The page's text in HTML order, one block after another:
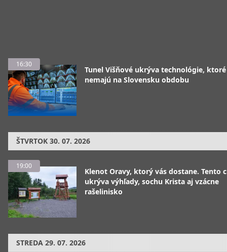
16:30
Tunel Višňové ukrýva technológie, ktoré
nemajú na Slovensku obdobu
ŠTVRTOK 30. 07. 2026
19:00
Klenot Oravy, ktorý vás dostane. Tento
ukrýva výhľady, sochu Krista aj vzácne
rašelinisko
STREDA 29. 07. 2026